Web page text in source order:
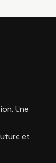
Une
et